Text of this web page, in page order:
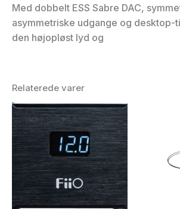
Med dobbelt ESS Sabre DAC,
asymmetriske udgange og desktop-
den højopløst lyd og
Relaterede varer